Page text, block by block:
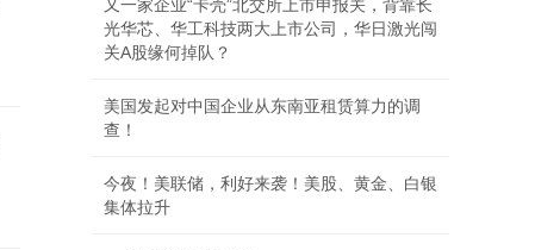
又一家企业“卡壳”北交所上市申报关，背靠长
光华芯、华工科技两大上市公司，华日激光闯
关A股缘何掉队？
美国发起对中国企业从东南亚租赁算力的调
查！
今夜！美联储，利好来袭！美股、黄金、白银
集体拉升